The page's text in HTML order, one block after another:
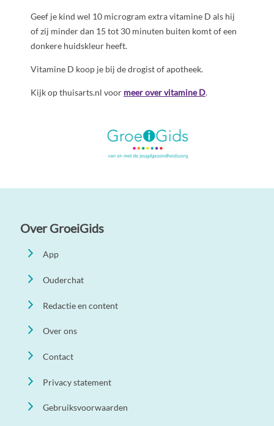
Geef je kind wel 10 microgram extra vitamine D als hij
of zij minder dan 15 tot 30 minuten buiten komt of een
donkere huidskleur heeft.
Vitamine D koop je bij de drogist of apotheek.
Kijk op thuisarts.nl voor meer over vitamine D.
Over GroeiGids
App
Ouderchat
Redactie en content
Over ons
Contact
Privacy statement
Gebruiksvoorwaarden